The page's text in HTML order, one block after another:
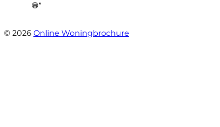
😁”
© 2026 Online Woningbrochure